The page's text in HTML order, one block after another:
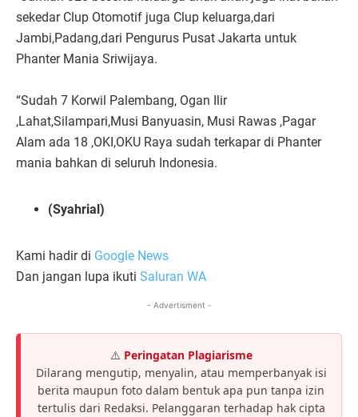
sekedar Clup Otomotif juga Clup keluarga,dari
Jambi,Padang,dari Pengurus Pusat Jakarta untuk
Phanter Mania Sriwijaya.
“Sudah 7 Korwil Palembang, Ogan Ilir
,Lahat,Silampari,Musi Banyuasin, Musi Rawas ,Pagar
Alam ada 18 ,OKI,OKU Raya sudah terkapar di Phanter
mania bahkan di seluruh Indonesia.
(Syahrial)
Kami hadir di Google News
Dan jangan lupa ikuti Saluran WA
- Advertisment -
⚠️ Peringatan Plagiarisme
Dilarang mengutip, menyalin, atau memperbanyak isi
berita maupun foto dalam bentuk apa pun tanpa izin
tertulis dari Redaksi. Pelanggaran terhadap hak cipta